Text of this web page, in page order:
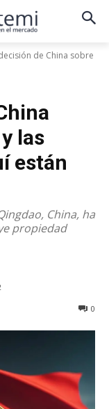
de China sobre
las
están
China, ha
propiedad
0